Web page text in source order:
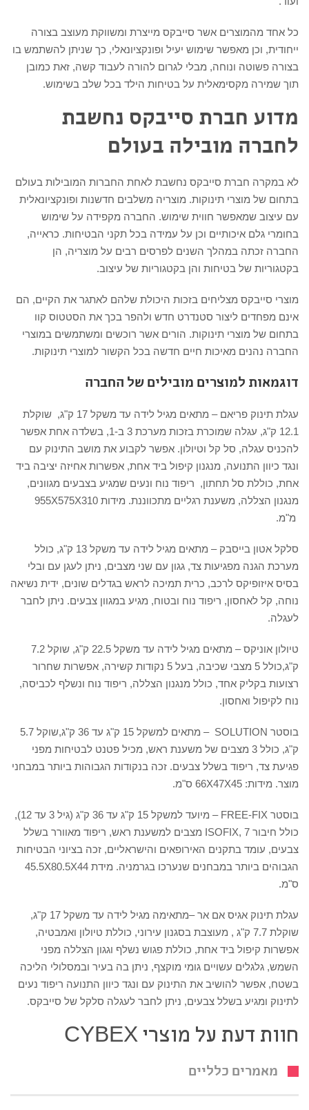
כל אחד מהמוצרים אשר סייבקס מייצרת ומשווקת מעוצב בצורה
ייחודית, וכן מאפשר שימוש יעיל ופונקציונאלי, כך שניתן להשתמש בו
בצורה פשוטה ונוחה, מבלי לגרום להורה לעבוד קשה, זאת כמובן
תוך שמירה מקסימאלית על בטיחות הילד בכל שלב בשימוש.
מדוע חברת סייבקס נחשבת
לחברה מובילה בעולם
לא במקרה חברת סייבקס נחשבת לאחת החברות המובילות בעולם
בתחום של מוצרי תינוקות. מוצריה משלבים חדשנות ופונקציונאלית
עם עיצוב שמאפשר חווית שימוש. החברה מקפידה על שימוש
בחומרי גלם איכותיים וכן על עמידה בכל תקני הבטיחות. כראייה,
החברה זכתה במהלך השנים לפרסים רבים על מוצריה, הן
בקטגוריות של בטיחות והן בקטגוריות של עיצוב.
מוצרי סייבקס מצליחים בזכות היכולת שלהם לאתגר את הקיים, הם
אינם מפחדים ליצור סטנדרט חדש ולהפר בכך את הסטטוס קוו
בתחום של מוצרי תינוקות. הורים אשר רוכשים ומשתמשים במוצרי
החברה נהנים מאיכות חיים חדשה בכל הקשור למוצרי תינוקות.
דוגמאות למוצרים מובילים של החברה
עגלת תינוק פריאם – מתאים מגיל לידה עד משקל 17 ק"ג, שוקלת
12.1 ק"ג, עגלה שמוכרת בזכות מערכת 3 ב-1, בשלדה אחת אפשר
להכניס עגלה, סל קל וטיולון. אפשר לקבוע את מושב התינוק עם
ונגד כיוון התנועה, מנגנון קיפול ביד אחת, אפשרות אחיזה יציבה ביד
אחת, כוללת סל תחתון, ריפוד נוח ונעים שמגיע בצבעים מגוונים,
מנגנון הצללה, משענת רגליים מתכווננת. מידות 955X575X310
מ"מ.
סלקל אטון בייסבק – מתאים מגיל לידה עד משקל 13 ק"ג, כולל
מערכת הגנה מפגיעות צד, גגון עם שני מצבים, ניתן לעגן עם ובלי
בסיס איזופיקס לרכב, כרית תמיכה לראש בגדלים שונים, ידית נשיאה
נוחה, קל לאחסון, ריפוד נוח ובטוח, מגיע במגוון צבעים. ניתן לחבר
לעגלה.
טיולון אוניקס – מתאים מגיל לידה עד משקל 22.5 ק"ג, שוקל 7.2
ק"ג,כולל 5 מצבי שכיבה, בעל 5 נקודות קשירה, אפשרות שחרור
רצועות בקליק אחד, כולל מנגנון הצללה, ריפוד נוח ונשלף לכביסה,
נוח לקיפול ואחסון.
בוסטר SOLUTION – מתאים למשקל 15 ק"ג עד 36 ק"ג,שוקל 5.7
ק"ג, כולל 3 מצבים של משענת ראש, מכיל פטנט לבטיחות מפני
פגיעת צד, ריפוד בשלל צבעים. זכה בנקודות הגבוהות ביותר במבחני
מוצר. מידות: 66X47X45 ס"מ.
בוסטר FREE-FIX – מיועד למשקל 15 ק"ג עד 36 ק"ג (גיל 3 עד 12),
כולל חיבור ISOFIX, 7 מצבים למשענת ראש, ריפוד מאוורר בשלל
צבעים, עומד בתקנים האירופאים והישראליים, זכה בציוני הבטיחות
הגבוהים ביותר במבחנים שנערכו בגרמניה. מידת 45.5X80.5X44
ס"מ.
עגלת תינוק אגיס אם אר –מתאימה מגיל לידה עד משקל 17 ק"ג,
שוקלת 7.7 ק"ג , מעוצבת בסגנון עירוני, כוללת טיולון ואמבטיה,
אפשרות קיפול ביד אחת, כוללת פגוש נשלף וגגון הצללה מפני
השמש, גלגלים עשויים גומי מוקצף, ניתן בה בעיר ובמסלולי הליכה
בשטח, אפשר להושיב את התינוק עם ונגד כיוון התנועה ריפוד נעים
לתינוק ומגיע בשלל צבעים, ניתן לחבר לעגלה סלקל של סייבקס.
חוות דעת על מוצרי CYBEX
מאמרים כלליים